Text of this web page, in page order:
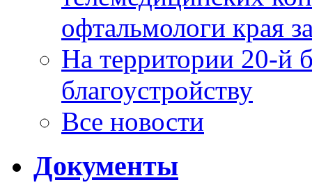
офтальмологи края
На территории 20-й
благоустройству
Все новости
Документы